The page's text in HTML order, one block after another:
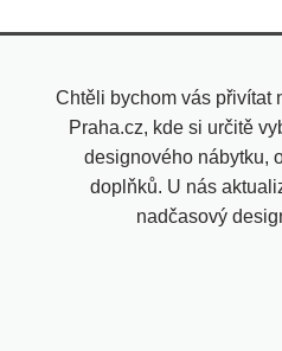
Chtěli bychom vás přivítat
Praha.cz, kde si určitě
designového nábytku,
doplňků. U nás
nadčasový